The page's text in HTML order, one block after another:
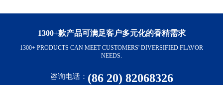
1300+款产品可满足客户多元化的香精需求
1300+ PRODUCTS CAN MEET CUSTOMERS' DIVERSIFIED FLAVOR
NEEDS.
咨询电话： (86 20) 82068326